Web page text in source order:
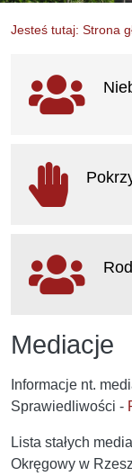
Jesteś tutaj: Strona
Mediacje
Informacje nt.
Sprawiedliwości -
Lista stałych
Okręgowy w
Ważne linki